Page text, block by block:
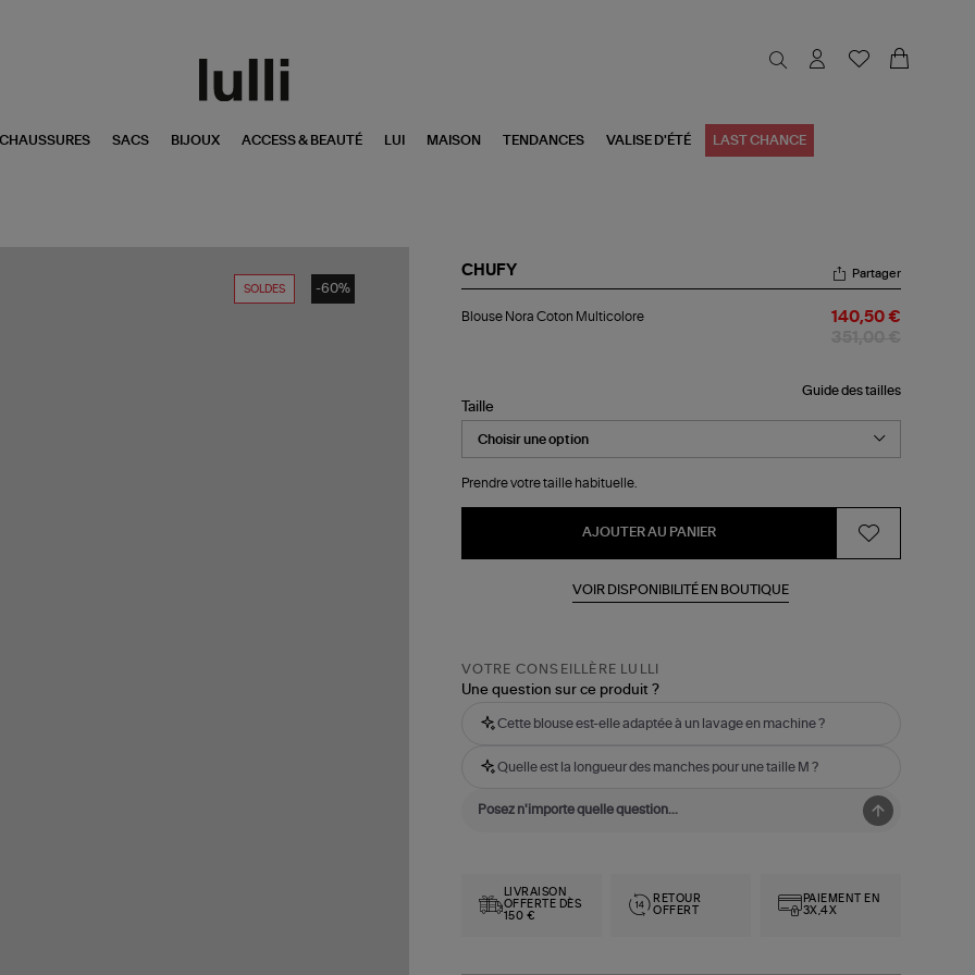
CHAUSSURES SACS BIJOUX ACCESS & BEAUTÉ LUI MAISON TENDANCES VALISE D'ÉTÉ LAST CHANCE
SOLDES -60%
CHUFY
Nora
Partager
Blouse Nora Coton Multicolore 140,50 €
Guide des tailles
Taille
Prendre votre taille habituelle.
AJOUTER AU PANIER
VOIR DISPONIBILITÉ EN BOUTIQUE
VOTRE CONSEILLÈRE LULLI
Une question sur ce produit ?
Cette blouse est-elle adaptée à un lavage en machine ?
Quelle est la longueur des manches pour une taille M ?
LIVRAISON
OFFERTE DÈS
150 €
RETOUR
OFFERT
PAIEMENT EN
3X,4X